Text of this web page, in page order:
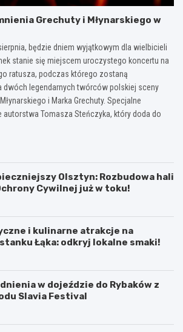
Grechuty i Młynarskiego w
będzie dniem wyjątkowym dla wielbicieli
stanie się miejscem uroczystego koncertu na
ratusza, podczas którego zostaną
dwóch legendarnych twórców polskiej sceny
i Marka Grechuty. Specjalne
autorstwa Tomasza Steńczyka, który doda do
Olsztyn: Rozbudowa hali
Cywilnej już w toku!
i kulinarne atrakcje na
Łąka: odkryj lokalne smaki!
w dojeździe do Rybaków z
Slavia Festival